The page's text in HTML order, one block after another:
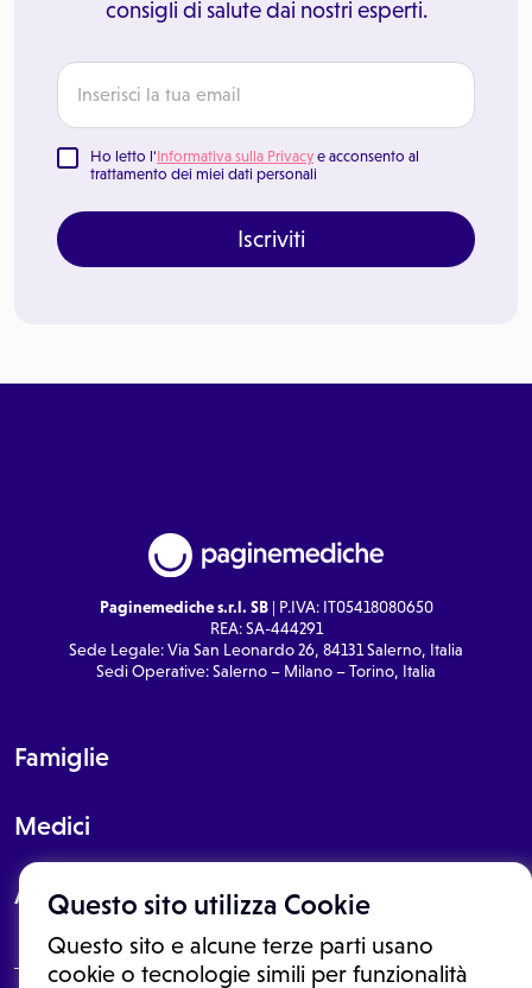
Questo sito utilizza Cookie
Questo sito e alcune terze parti usano
cookie o tecnologie simili per funzionalità
consigli di salute dai nostri esperti.
Ho letto l'Informativa sulla Privacy e acconsento al
trattamento dei miei dati personali
Iscriviti
Paginemediche s.r.l. SB| P.IVA: IT05418080650
REA: SA-444291
Sede Legale: Via San Leonardo 26, 84131 Salerno, Italia
Sedi Operative: Salerno – Milano – Torino, Italia
Famiglie
Medici
About